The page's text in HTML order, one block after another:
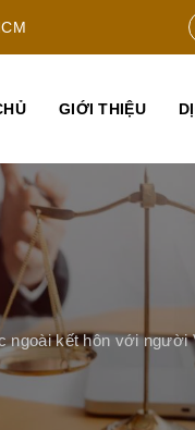
GIỚI THIỆU
ngoài kết hôn với người